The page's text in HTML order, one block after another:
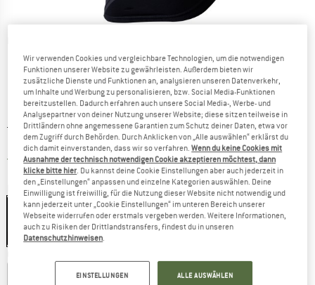
Ursprünglicher Preis :
124,95€
Preis:
106,21€ inkl. MwSt.
Versandkostenfrei(AT)Österreich. Informationen zu den
Farbe:X Black
15%
M XL XXL
Wir verwenden Cookies und vergleichbare Technologien, um die notwendigen
Funktionen unserer Website zu gewährleisten. Außerdem bieten wir
zusätzliche Dienste und Funktionen an, analysieren unseren Datenverkehr,
um Inhalte und Werbung zu personalisieren, bzw. Social Media-Funktionen
bereitzustellen. Dadurch erfahren auch unsere Social Media-, Werbe- und
Analysepartner von deiner Nutzung unserer Website; diese sitzen teilweise in
Drittländern ohne angemessene Garantien zum Schutz deiner Daten, etwa vor
dem Zugriff durch Behörden. Durch Anklicken von „Alle auswählen“ erklärst du
dich damit einverstanden, dass wir so verfahren.Wenn du keine Cookies mit
Ausnahme der technisch notwendigen Cookie akzeptieren möchtest, dann
klicke bitte hier . Du kannst deine Cookie Einstellungen aber auch jederzeit in
den „Einstellungen“ anpassen und einzelne Kategorien auswählen. Deine
Einwilligung ist freiwillig, für die Nutzung dieser Website nicht notwendig und
kann jederzeit unter „Cookie Einstellungen“ im unteren Bereich unserer
Webseite widerrufen oder erstmals vergeben werden. Weitere Informationen,
auch zu Risiken der Drittlandstransfers, findest du in unseren
Datenschutzhinweisen
EINSTELLUNGEN ALLE AUSWÄHLEN